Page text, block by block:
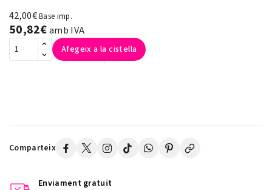
42,00€Base imp.
50,82€amb IVA
Afegeix a la cistella
Comparteix
Enviament gratuït